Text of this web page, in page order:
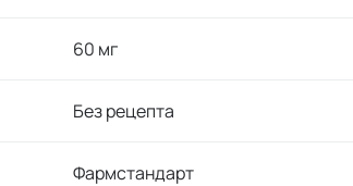
60 мг
Без рецепта
Фармстандарт